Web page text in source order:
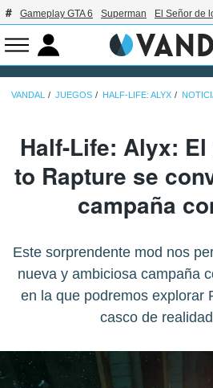
Gameplay GTA 6 Superman El Señor de
VANDAL JUEGOS HALF-LIFE: ALYX
Half-Life: Alyx:
to Rapture se
campaña
Este sorprendente mod nos
nueva y ambiciosa campaña
en la que podremos explorar
casco de